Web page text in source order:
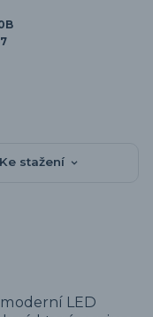
Ke stažení
LED